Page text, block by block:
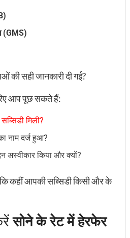
(GMS)
की सही जानकारी दी गई?
आप पूछ सकते हैं:
मिली?
नाम दर्ज हुआ?
किया और क्यों?
कहीं आपकी सब्सिडी किसी और के
सोने के रेट में हेरफेर